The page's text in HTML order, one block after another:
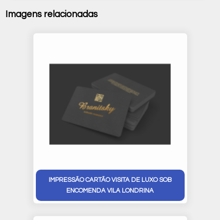
Imagens relacionadas
IMPRESSÃO CARTÃO VISITA DE LUXO SOB
ENCOMENDA VILA LONDRINA